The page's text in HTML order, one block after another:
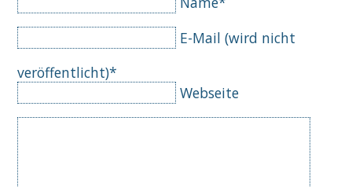
Pflichtfeld
E-Mail (wird nicht
veröffentlicht)*
Webseite